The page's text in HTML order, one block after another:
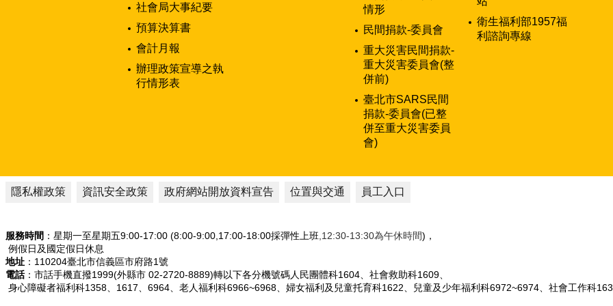
社會局大事紀要
預算決算書
會計月報
辦理政策宣導之執
行情形表
情形
民間捐款-委員會
重大災害民間捐款-
重大災害委員會(整
併前)
臺北市SARS民間
捐款-委員會(已整
併至重大災害委員
會)
衛生福利部1957福
利諮詢專線
隱私權政策 資訊安全政策 政府網站開放資料宣告 位置與交通 員工入口
服務時間 ：星期一至星期五9:00-17:00 (8:00-9:00,17:00-18:00採彈性上班 ,12:30-13:30為午休時間)，
例假日及國定假日休息
地址 ：110204臺北市信義區市府路1號
電話：市話手機直撥1999(外縣市 02-2720-8889)轉以下各分機號碼人民團體科1604、社會救助科1609、
身心障礙者福利科1358、1617、6964、老人福利科6966~6968、婦女福利及兒童托育科1622、兒童及少年福利科6972~6974、社會工作科